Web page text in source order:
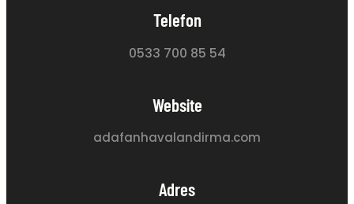
Telefon
0533 700 85 54
Website
adafanhavalandirma.com
Adres